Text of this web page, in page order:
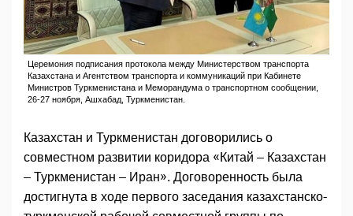
Церемония подписания протокола между Министерством транспорта
Казахстана и Агентством транспорта и коммуникаций при Кабинете
Министров Туркменистана и Меморандума о транспортном сообщении,
26-27 ноября, Ашхабад, Туркменистан.
Казахстан и Туркменистан договорились о
совместном развитии коридора «Китай – Казахстан
– Туркменистан – Иран». Договоренность была
достигнута в ходе первого заседания казахстанско-